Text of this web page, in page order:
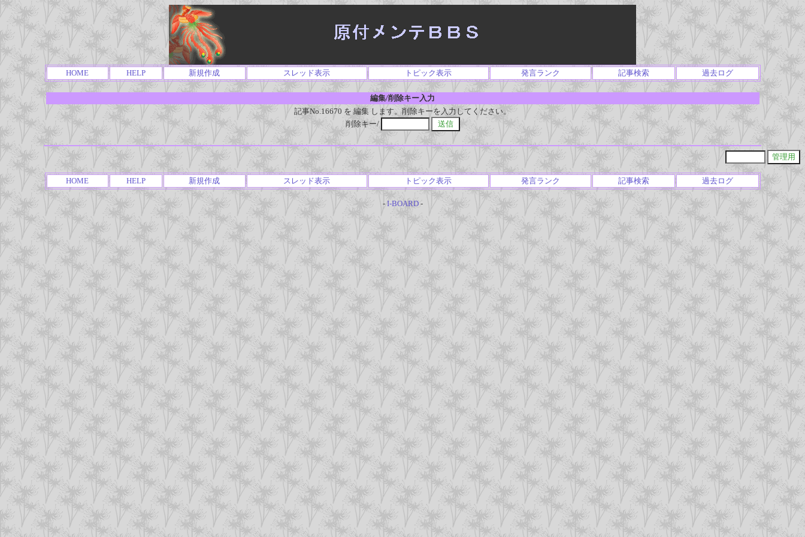
HOME HELP 新規作成 スレッド表示 トピック表示 発言ランク 記事検索 過去ログ
編集/削除キー入力
記事No.16670 を 編集 します。削除キーを入力してください。
削除キー/
HOME HELP 新規作成 スレッド表示 トピック表示 発言ランク 記事検索 過去ログ
- I-BOARD-